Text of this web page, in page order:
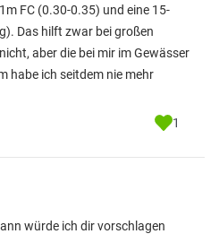
FC (0.30-0.35) und eine 15-
Das hilft zwar bei großen
aber die bei mir im Gewässer
habe ich seitdem nie mehr
1
würde ich dir vorschlagen